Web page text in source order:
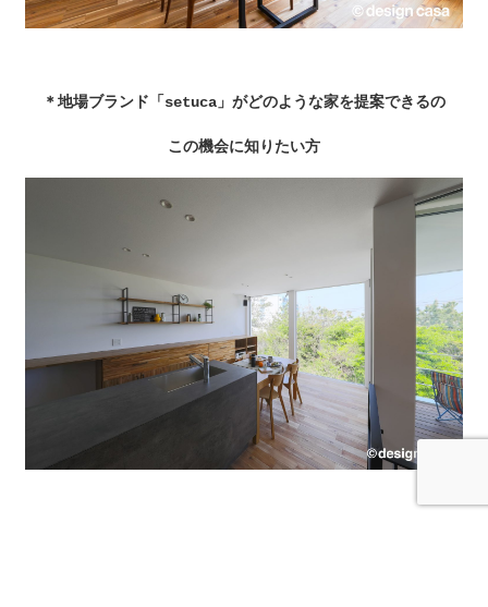
＊地場ブランド「setuca」がどのような家を提案できるの
この機会に知りたい方